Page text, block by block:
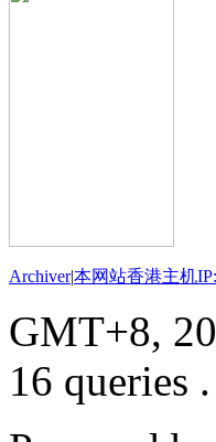
Archiver|本网站香港主机
GMT+8,
16 queries .